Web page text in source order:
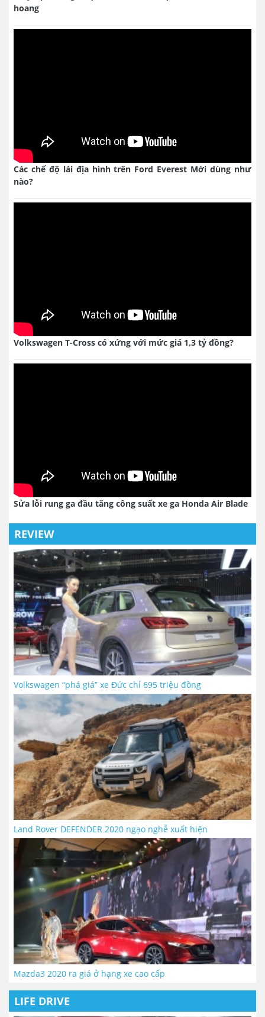
hoang
Các chế độ lái địa hình trên Ford Everest Mới dùng như
nào?
Volkswagen T-Cross có xứng với mức giá 1,3 tỷ đồng?
Sửa lỗi rung ga đầu tăng công suất xe ga Honda Air Blade
REVIEW
Volkswagen “phá giá” xe Đức chỉ 695 triệu đồng
Land Rover DEFENDER 2020 ngạo nghễ xuất hiện
Mazda3 2020 ra giá ở hạng xe cao cấp
LIFE DRIVE